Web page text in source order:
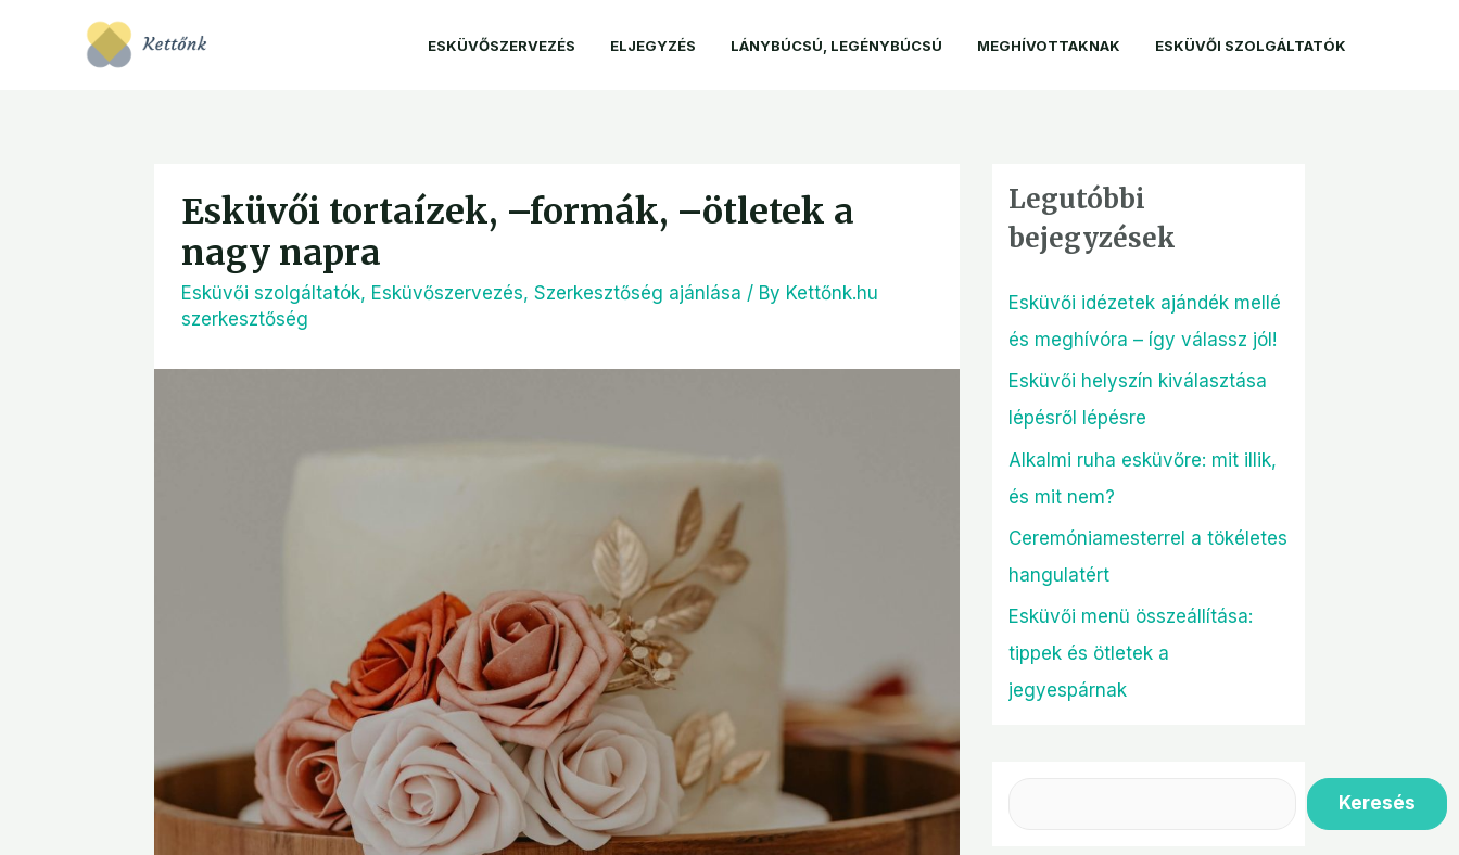
ESKÜVŐSZERVEZÉS ELJEGYZÉS LÁNYBÚCSÚ, LEGÉNYBÚCSÚ MEGHÍVOTTAKNAK ESKÜVŐI SZOLGÁLTATÓK
Esküvői tortaízek, –formák, –ötletek a
nagy napra
Esküvői szolgáltatók, Esküvőszervezés, Szerkesztőség ajánlása / By Kettőnk.hu
szerkesztőség
Legutóbbi
bejegyzések
Esküvői idézetek ajándék mellé
és meghívóra – így válassz jól!
Esküvői helyszín kiválasztása
lépésről lépésre
Alkalmi ruha esküvőre: mit illik,
és mit nem?
Ceremóniamesterrel a tökéletes
hangulatért
Esküvői menü összeállítása:
tippek és ötletek a
jegyespárnak
Keresés